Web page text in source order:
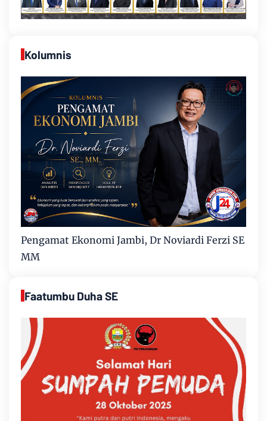
Kolumnis
Pengamat Ekonomi Jambi, Dr Noviardi Ferzi SE
MM
Faatumbu Duha SE